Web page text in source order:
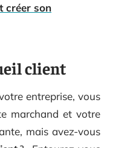
créer son
client
entreprise, vous
marchand et votre
mais avez-vous